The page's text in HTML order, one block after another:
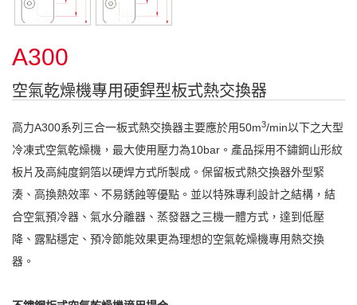
A300
空氣乾燥機專用硬銲型板式熱交換器
高力A300系列三合一板式熱交換器主要應於用50m3/min以下之大型
冷凍式空氣乾燥機，最大使用壓力為10bar。產品採用不鏽鋼山形紋
板片及高純度銅箔以硬焊方式所製成。保留板式熱交換器外型緊
湊、高換熱效率、不易銹蝕等優點。並以特殊專利設計之結構，結
合空氣預冷器、氣水分離器、蒸發器之三機一體方式，達到低壓
降、露點穩定、預冷節能效果更為理想的空氣乾燥機專用熱交換
器。